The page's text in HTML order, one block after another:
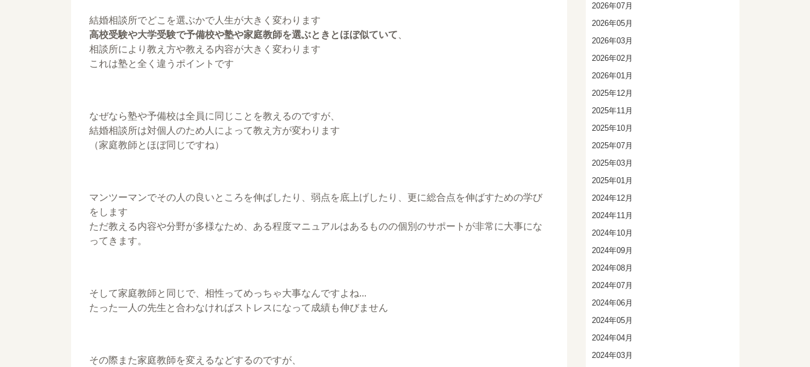
結婚相談所でどこを選ぶかで人生が大きく変わります
高校受験や大学受験で予備校や塾や家庭教師を選ぶときとほぼ似ていて
相談所により教え方や教える内容が大きく変わります
これは塾と全く違うポイントです
なぜなら塾や予備校は全員に同じことを教えるのですが、
結婚相談所は対個人のため人によって教え方が変わります
（家庭教師とほぼ同じですね）
マンツーマンでその人の良いところを伸ばしたり、弱点を底上げしたり、更に総合点を伸ばすための学び
をします
ただ教える内容や分野が多様なため、ある程度マニュアルはあるものの個別のサポートが非常に大事にな
ってきます。
そして家庭教師と同じで、相性ってめっちゃ大事なんですよね...
たった一人の先生と合わなければストレスになって成績も伸びません
その際また家庭教師を変えるなどするのですが、
2026年07月
2026年05月
2026年03月
2026年02月
2026年01月
2025年12月
2025年11月
2025年10月
2025年07月
2025年03月
2025年01月
2024年12月
2024年11月
2024年10月
2024年09月
2024年08月
2024年07月
2024年06月
2024年05月
2024年04月
2024年03月